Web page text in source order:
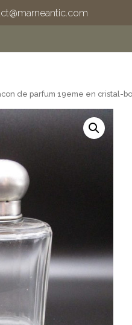
de parfum 19eme en cristal-